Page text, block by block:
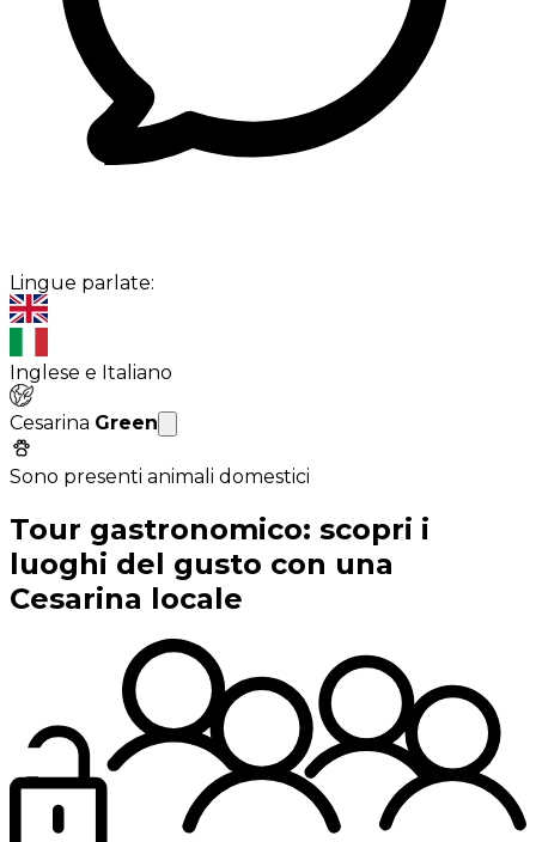
Lingue parlate:
Inglese e Italiano
Cesarina Green
Sono presenti animali domestici
Tour gastronomico: scopri i
luoghi del gusto con una
Cesarina locale